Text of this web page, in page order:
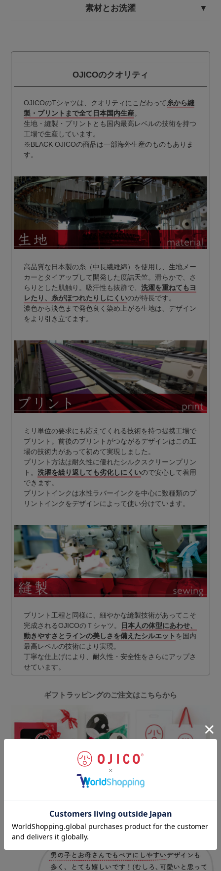
素材とお洗濯
OJICOのクオリティ
OJICOのTシャツは、クオリティにこだわって 糸から縫
製・プリントまで全て日本国内生産。
生地・縫製・プリントとも国内最高レベルの技術を持つ
工場で生産しています。
※BLACK OJICOの商品は一部海外生産のものもありま
す。
高品質な日本製の糸（中長繊維綿）を使用し、生地メー
カーとタイアップして開発した度詰天竺。滑らかで、さ
らりとした肌触り。吸汗性も抜群で、 洗濯を重ねてもヨ
レたり、糸がほつれたりしにくいのが特長です。
濃色から淡色まで発色良く染め上がる生地は、デザイン
をより引き立てます。
ミリ単位の要求にも応えてくれる技術を持つ提携工場で
プリント。前後のプリントがつながるデザインはこの工
場の技術力があって初めて実現しました。
プリント方法は耐久性に優れたシルクスクリーンプリン
ト。 洗濯を繰り返しても劣化しにくいので安心して着用
できます。
プリントインクは水性ラバーインクを中心に数種類のプ
リントインクをデザインによって使い分けています。
プリント工程と同様に、細やかな縫製技術があってこそ
完成されるOJICOのＴシャツ。
日本人の体型にあわせ、
動きやすさとラインの美しさを備えたシルエット を国内
最高レベルの技術により実現。
丁寧な仕上げにより、耐久性・安全性をさらにアップさ
せています。
ギフトラッピングのご注文はこちらから
お客様の声（一部抜粋）